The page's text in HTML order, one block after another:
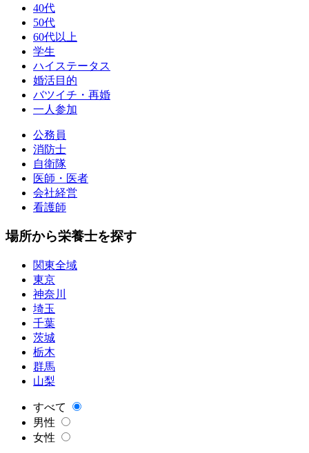
40代
50代
60代以上
学生
ハイステータス
婚活目的
バツイチ・再婚
一人参加
公務員
消防士
自衛隊
医師・医者
会社経営
看護師
場所から栄養士を探す
関東全域
東京
神奈川
埼玉
千葉
茨城
栃木
群馬
山梨
すべて
男性
女性